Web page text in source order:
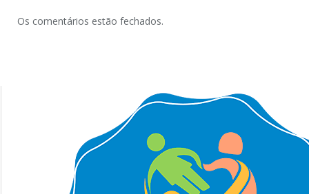
Os comentários estão fechados.